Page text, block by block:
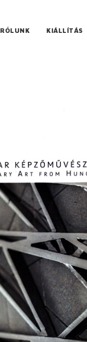
RÓLUNK KIÁLLÍTÁS